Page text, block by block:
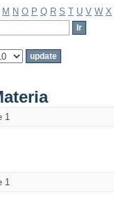
M N O P Q R S T U V W X
1
1